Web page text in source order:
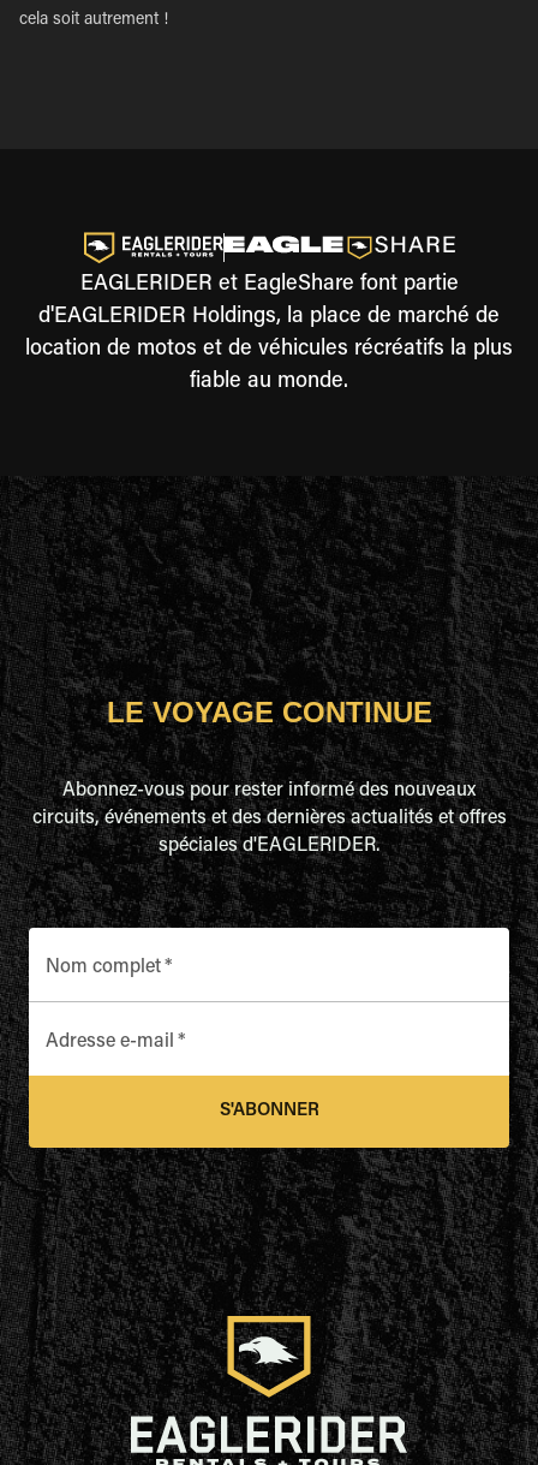
cela soit autrement !
EAGLERIDER et EagleShare font partie
d'EAGLERIDER Holdings, la place de marché de
location de motos et de véhicules récréatifs la plus
fiable au monde.
LE VOYAGE CONTINUE
Abonnez-vous pour rester informé des nouveaux
circuits, événements et des dernières actualités et offres
spéciales d'EAGLERIDER.
Nom complet*
Adresse e-mail *
S'ABONNER